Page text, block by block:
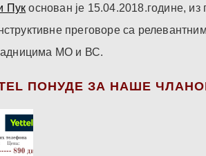
Пук основан је 15.04.2018.године,
преговоре са
МО и ВС.
ПОНУДЕ ЗА НАШЕ